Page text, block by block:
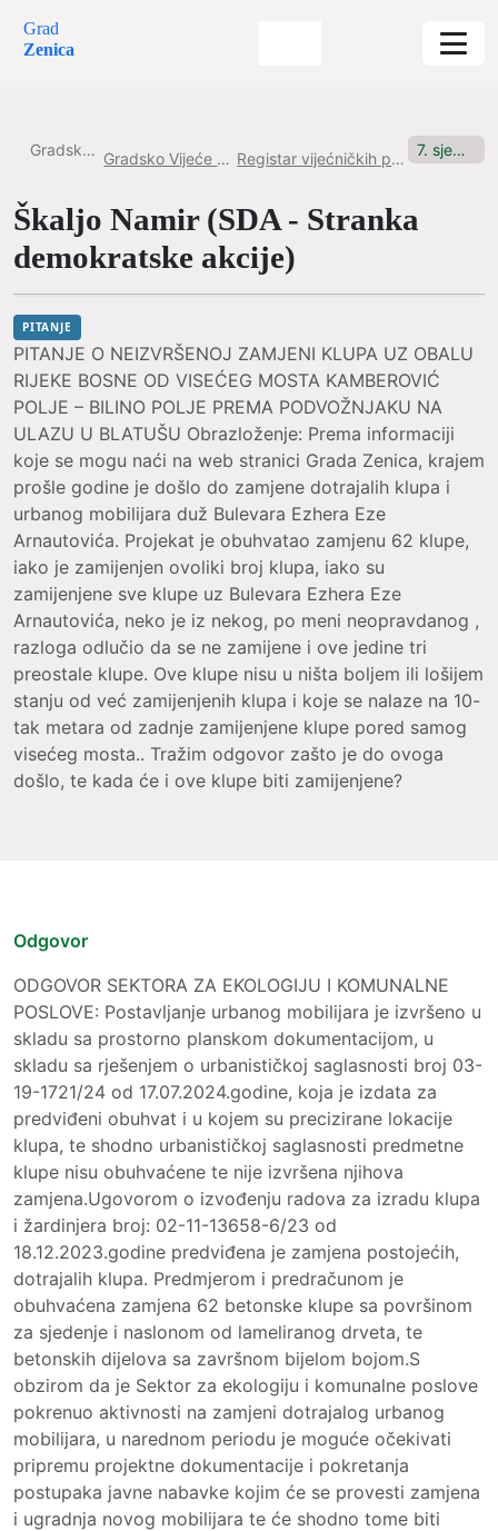
Grad
Zenica
Gradska uprava Gradsko Vijeće Grada Zenice Registar vijećničkih pitanja i inicijativa 7. sjednica, 10.4.2025. Pitanje br.1
Škaljo Namir (SDA - Stranka
demokratske akcije)
PITANJE
PITANJE O NEIZVRŠENOJ ZAMJENI KLUPA UZ OBALU
RIJEKE BOSNE OD VISEĆEG MOSTA KAMBEROVIĆ
POLJE – BILINO POLJE PREMA PODVOŽNJAKU NA
ULAZU U BLATUŠU Obrazloženje: Prema informaciji
koje se mogu naći na web stranici Grada Zenica, krajem
prošle godine je došlo do zamjene dotrajalih klupa i
urbanog mobilijara duž Bulevara Ezhera Eze
Arnautovića. Projekat je obuhvatao zamjenu 62 klupe,
iako je zamijenjen ovoliki broj klupa, iako su
zamijenjene sve klupe uz Bulevara Ezhera Eze
Arnautovića, neko je iz nekog, po meni neopravdanog ,
razloga odlučio da se ne zamijene i ove jedine tri
preostale klupe. Ove klupe nisu u ništa boljem ili lošijem
stanju od već zamijenjenih klupa i koje se nalaze na 10-
tak metara od zadnje zamijenjene klupe pored samog
visećeg mosta.. Tražim odgovor zašto je do ovoga
došlo, te kada će i ove klupe biti zamijenjene?
Odgovor
ODGOVOR SEKTORA ZA EKOLOGIJU I KOMUNALNE
POSLOVE: Postavljanje urbanog mobilijara je izvršeno u
skladu sa prostorno planskom dokumentacijom, u
skladu sa rješenjem o urbanističkoj saglasnosti broj 03-
19-1721/24 od 17.07.2024.godine, koja je izdata za
predviđeni obuhvat i u kojem su precizirane lokacije
klupa, te shodno urbanističkoj saglasnosti predmetne
klupe nisu obuhvaćene te nije izvršena njihova
zamjena.Ugovorom o izvođenju radova za izradu klupa
i žardinjera broj: 02-11-13658-6/23 od
18.12.2023.godine predviđena je zamjena postojećih,
dotrajalih klupa. Predmjerom i predračunom je
obuhvaćena zamjena 62 betonske klupe sa površinom
za sjedenje i naslonom od lameliranog drveta, te
betonskih dijelova sa završnom bijelom bojom.S
obzirom da je Sektor za ekologiju i komunalne poslove
pokrenuo aktivnosti na zamjeni dotrajalog urbanog
mobilijara, u narednom periodu je moguće očekivati
pripremu projektne dokumentacije i pokretanja
postupaka javne nabavke kojim će se provesti zamjena
i ugradnja novog mobilijara te će shodno tome biti